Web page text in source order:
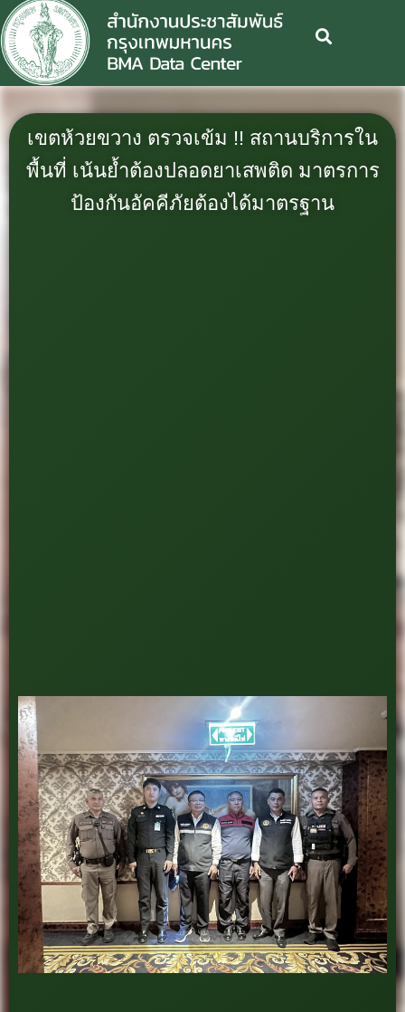
เขตห้วยขวาง ตรวจเข้ม !! สถานบริการใน
พื้นที่ เน้นย้ำต้องปลอดยาเสพติด มาตรการ
ป้องกันอัคคีภัยต้องได้มาตรฐาน